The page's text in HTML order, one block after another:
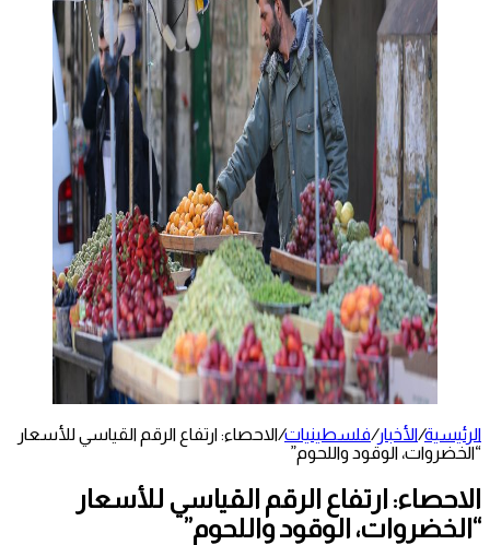
الرئيسية/الأخبار/فلسطينيات/الاحصاء: ارتفاع الرقم القياسي للأسعار
“الخضروات، الوقود واللحوم”
الاحصاء: ارتفاع الرقم القياسي للأسعار
“الخضروات، الوقود واللحوم”